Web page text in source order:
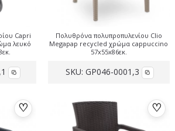
Capri
λευκό
SKU: GP046-0001,3
Πολυθρόνα πολυπροπυλενίου Clio
Megapap recycled χρώμα cappuccino
57x55x86εκ.
♡ ♡